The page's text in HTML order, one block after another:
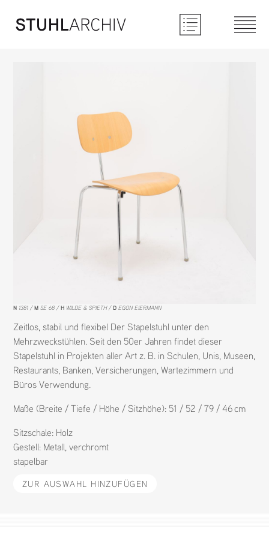
N 1381 M SE 68 H WILDE & SPIETH D EGON EIERMANN
Zeitlos, stabil und flexibel Der Stapelstuhl unter den
Mehrzweckstühlen. Seit den 50er Jahren findet dieser
Stapelstuhl in Projekten aller Art z. B. in Schulen, Unis, Museen,
Restaurants, Banken, Versicherungen, Wartezimmern und
Büros Verwendung.
Maße (Breite / Tiefe / Höhe / Sitzhöhe): 51 / 52 / 79 / 46 cm
Sitzschale: Holz
Gestell: Metall,verchromt
stapelbar